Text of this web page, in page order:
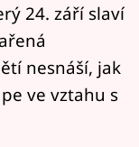
24. září slaví
nesnáší, jak
ve vztahu s